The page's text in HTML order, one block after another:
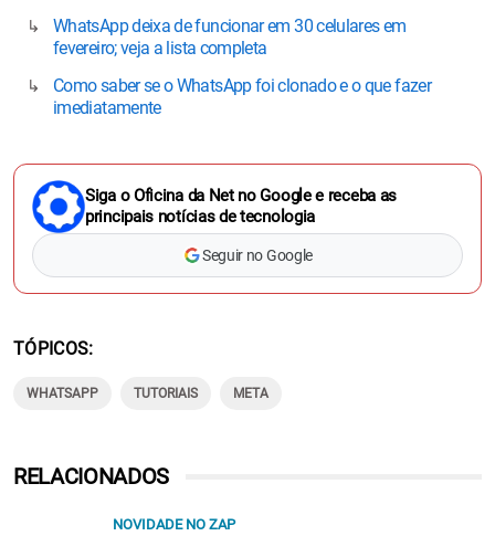
WhatsApp deixa de funcionar em 30 celulares em
fevereiro; veja a lista completa
Como saber se o WhatsApp foi clonado e o que fazer
imediatamente
Siga o Oficina da Net no Google e receba as
principais notícias de tecnologia
Seguir no Google
TÓPICOS
WHATSAPP TUTORIAIS META
RELACIONADOS
NOVIDADE NO ZAP